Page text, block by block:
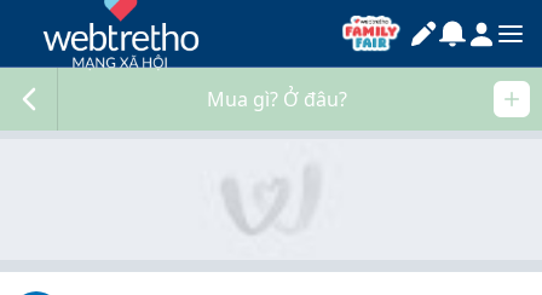
Mua gì? Ở đâu?